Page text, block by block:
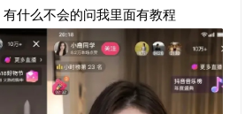
什么不会的问我里面有教程